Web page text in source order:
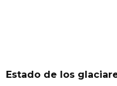
Estado de los